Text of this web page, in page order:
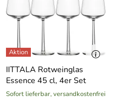
IITTALA Rotweinglas
Essence 45 cl, 4er Set
Sofort lieferbar, versandkostenfrei